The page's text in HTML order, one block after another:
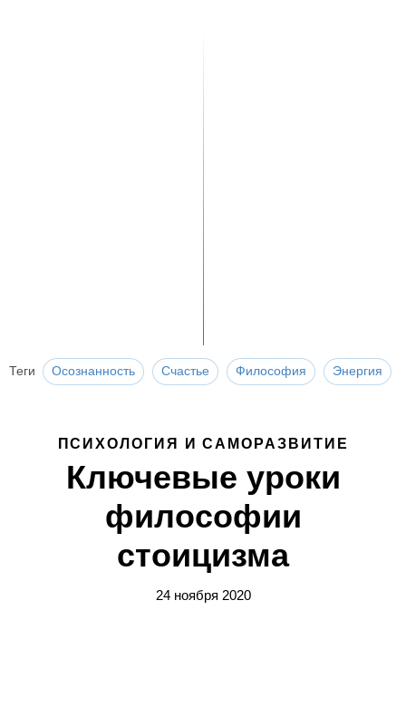
Теги Осознанность Счастье Философия Энергия
ПСИХОЛОГИЯ И САМОРАЗВИТИЕ
Ключевые уроки
философии
стоицизма
24 ноября 2020